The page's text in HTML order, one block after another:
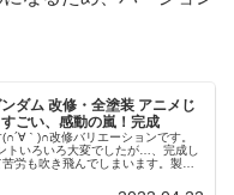
ダム 改修・全塗装 アニメじ
ごい、感動の嵐！完成
｀)∩改修バリエーションです。
トいろいろ大変でしたが…、完成し
労も吹き飛んでしまいます。製作